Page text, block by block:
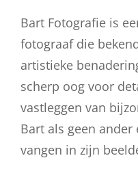
Bart Fotografie is
fotograaf die
artistieke
scherp oog voor
vastleggen van
Bart als geen
vangen in zijn